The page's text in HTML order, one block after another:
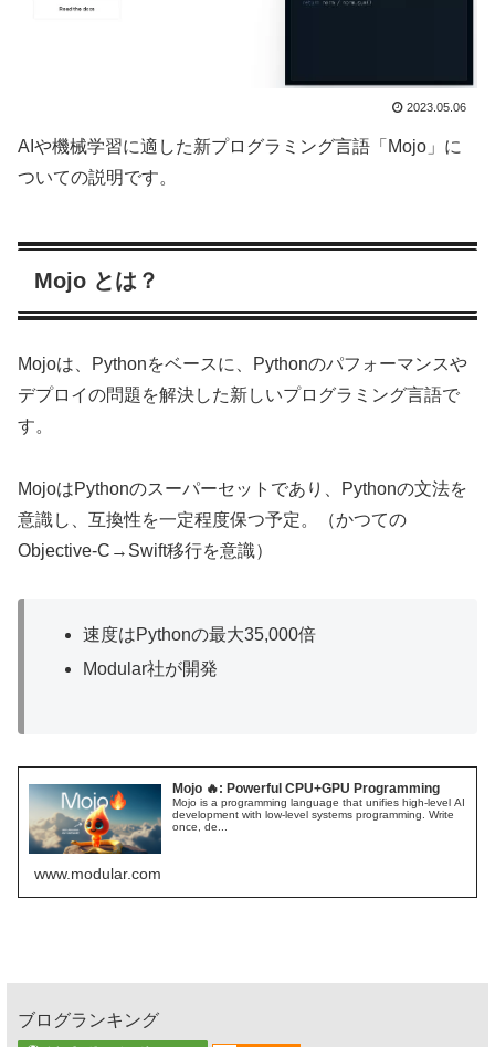
2023.05.06
AIや機械学習に適した新プログラミング言語「Mojo」に
ついての説明です。
Mojo とは？
Mojoは、Pythonをベースに、Pythonのパフォーマンスや
デプロイの問題を解決した新しいプログラミング言語で
す。
MojoはPythonのスーパーセットであり、Pythonの文法を
意識し、互換性を一定程度保つ予定。（かつての
Objective-C→Swift移行を意識）
速度はPythonの最大35,000倍
Modular社が開発
Mojo 🔥: Powerful CPU+GPU Programming
Mojo is a programming language that unifies high-level AI
development with low-level systems programming. Write
once, de...
www.modular.com
ブログランキング